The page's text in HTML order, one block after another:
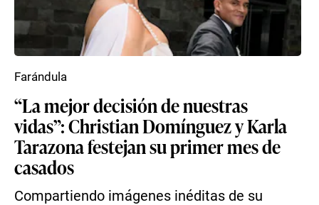
“La mejor decisión de nuestras
vidas”: Christian Domínguez y Karla
Tarazona festejan su primer mes de
casados
Compartiendo imágenes inéditas de su
Farándula